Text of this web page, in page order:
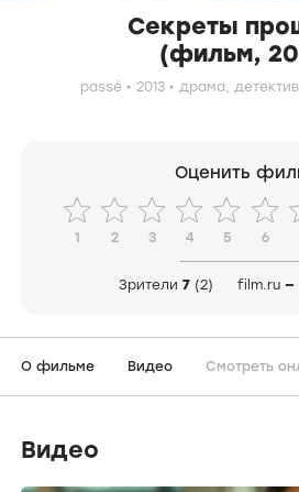
Секреты
(фильм,
passé 2013 драма, детектив
Оценить
1 2 3 4 5 6
Зрители 7 (2) film.ru —
О фильме Видео Смотреть
Видео